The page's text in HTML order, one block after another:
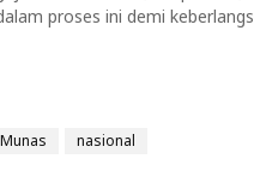
proses ini demi
Munas nasional